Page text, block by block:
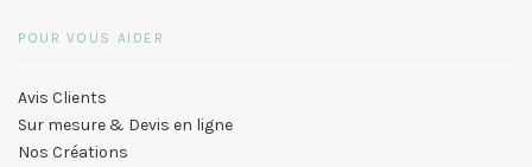
POUR VOUS AIDER
Avis Clients
Sur mesure & Devis en ligne
Nos Créations